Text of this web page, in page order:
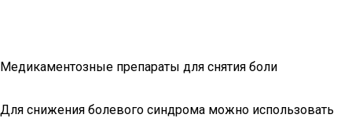
Медикаментозные препараты для снятия боли
Для снижения болевого синдрома можно использовать